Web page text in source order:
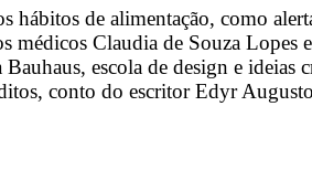
hábitos de alimentação, como
médicos Claudia de Souza
escola de design e
conto do escritor Edyr